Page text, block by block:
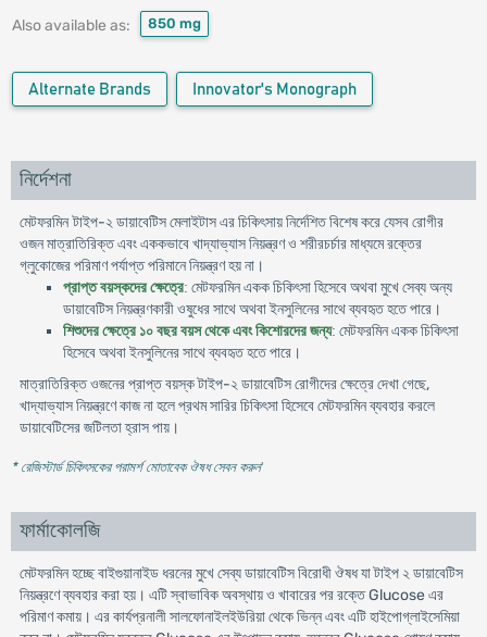
Also available as: 850 mg
Alternate Brands Innovator's Monograph
নির্দেশনা
মেটফরমিন টাইপ-২ ডায়াবেটিস মেলাইটাস এর চিকিৎসায় নির্দেশিত বিশেষ করে যেসব রোগীর
ওজন মাত্রাতিরিক্ত এবং এককভাবে খাদ্যাভ্যাস নিয়ন্ত্রণ ও শরীরচর্চার মাধ্যমে রক্তের
গ্লুকোজের পরিমাণ পর্যাপ্ত পরিমানে নিয়ন্ত্রণ হয় না।
প্রাপ্ত বয়স্কদের ক্ষেত্রে: মেটফরমিনএকক চিকিৎসা হিসেবে অথবা মুখে সেব্য অন্য
ডায়াবেটিস নিয়ন্ত্রণকারী ওষুধের সাথে অথবা ইনসুলিনের সাথে ব্যবহৃত হতে পারে।
শিশুদের ক্ষেত্রে ১০ বছর বয়স থেকে এবং কিশোরদের জন্য: মেটফরমিনএকক চিকিৎসা
হিসেবে অথবা ইনসুলিনের সাথে ব্যবহৃত হতে পারে।
মাত্রাতিরিক্তওজনের প্রাপ্ত বয়স্ক টাইপ-২ ডায়াবেটিস রোগীদের ক্ষেত্রে দেখা গেছে,
খাদ্যাভ্যাস নিয়ন্ত্রণে কাজ না হলে প্রথম সারির চিকিৎসা হিসেবে মেটফরমিন ব্যবহার করলে
ডায়াবেটিসের জটিলতা হ্রাস পায়।
* রেজিস্টার্ড চিকিৎসকের পরামর্শ মোতাবেক ঔষধ সেবন করুন'
ফার্মাকোলজি
মেটফরমিন হচ্ছে বাইগুয়ানাইড ধরনের মুখে সেব্য ডায়াবেটিস বিরোধী ঔষধ যা টাইপ ২ ডায়াবেটিস
নিয়ন্ত্রণে ব্যবহার করা হয়। এটি স্বাভাবিক অবস্থায় ও খাবারের পর রক্তে Glucose এর
পরিমাণ কমায়। এর কার্যপ্রনালী সালফোনাইলইউরিয়া থেকে ভিন্ন এবং এটি হাইপোগ্লাইসেমিয়া